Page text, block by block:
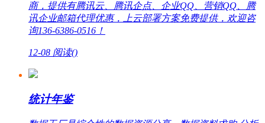
商，提供有腾讯云、腾讯企点、企业QQ、营销QQ、腾
讯企业邮箱代理优惠，上云部署方案免费提供，欢迎咨
询136-6386-0516！
12-08 阅读()
统计年鉴